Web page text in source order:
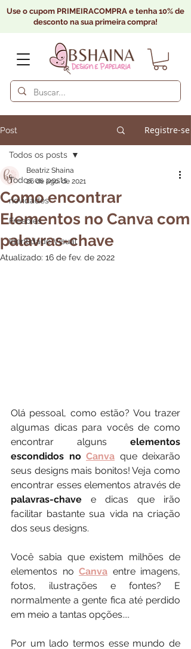
Use o cupom PRIMEIRACOMPRA e tenha 10% de
desconto na sua primeira compra!
Post Registre-se
Todos os posts
novidades
Freebies
Identidade Visual
Todos os posts
Como encontrar
Elementos no Canva com
palavras-chave
Beatriz Shaina
26 de ago. de 2021
Atualizado: 16 de fev. de 2022
Olá pessoal, como estão? Vou trazer
algumas dicas para vocês de como
encontrar alguns elementos
escondidos no Canva que deixarão
seus designs mais bonitos! Veja como
palavras-chave e dicas que irão
facilitar bastante sua vida na criação
dos seus designs.
Você sabia que existem milhões de
elementos no Canva entre imagens,
fotos, ilustrações e fontes? E
normalmente a gente fica até perdido
em meio a tantas opções....
Por um lado termos esse mundo de